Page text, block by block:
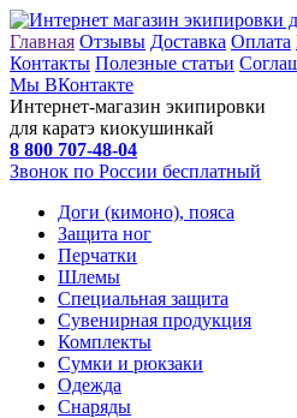
Главная Отзывы Доставка Оплата
Контакты Полезные статьи
Мы ВКонтакте
Интернет-магазин экипировки
для каратэ киокушинкай
8 800 707-48-04
Звонок по России бесплатный
Доги (кимоно), пояса
Защита ног
Перчатки
Шлемы
Специальная защита
Сувенирная продукция
Комплекты
Сумки и рюкзаки
Одежда
Снаряды